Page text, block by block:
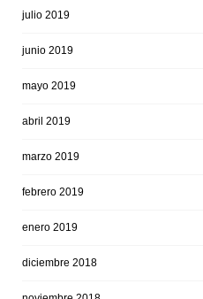
julio 2019
junio 2019
mayo 2019
abril 2019
marzo 2019
febrero 2019
enero 2019
diciembre 2018